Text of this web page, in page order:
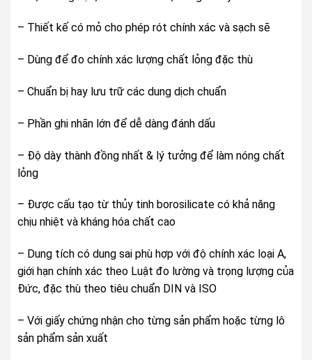
– Thiết kế có mỏ cho phép rót chính xác và sạch sẽ
– Dùng để đo chính xác lượng chất lỏng đặc thù
– Chuẩn bị hay lưu trữ các dung dịch chuẩn
– Phần ghi nhãn lớn để dễ dàng đánh dấu
– Độ dày thành đồng nhất & lý tưởng để làm nóng chất
lỏng
– Được cấu tạo từ thủy tinh borosilicate có khả năng
chịu nhiệt và kháng hóa chất cao
– Dung tích có dung sai phù hợp với độ chính xác loại A,
giới hạn chính xác theo Luật đo lường và trọng lượng của
Đức, đặc thù theo tiêu chuẩn DIN và ISO
– Với giấy chứng nhận cho từng sản phẩm hoặc từng lô
sản phẩm sản xuất